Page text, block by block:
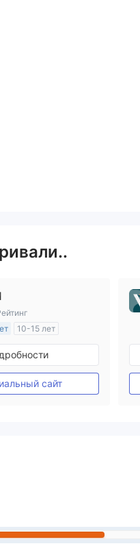
10-15 лет
в Австралия
Мейкинг (MM)
стандарт MT4
сайт